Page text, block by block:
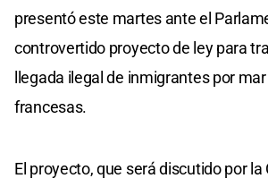
presentó este martes ante el
controvertido proyecto de ley para
llegada ilegal de inmigrantes por
francesas.
El proyecto, que será discutido por